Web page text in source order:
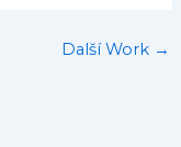
Další Work →